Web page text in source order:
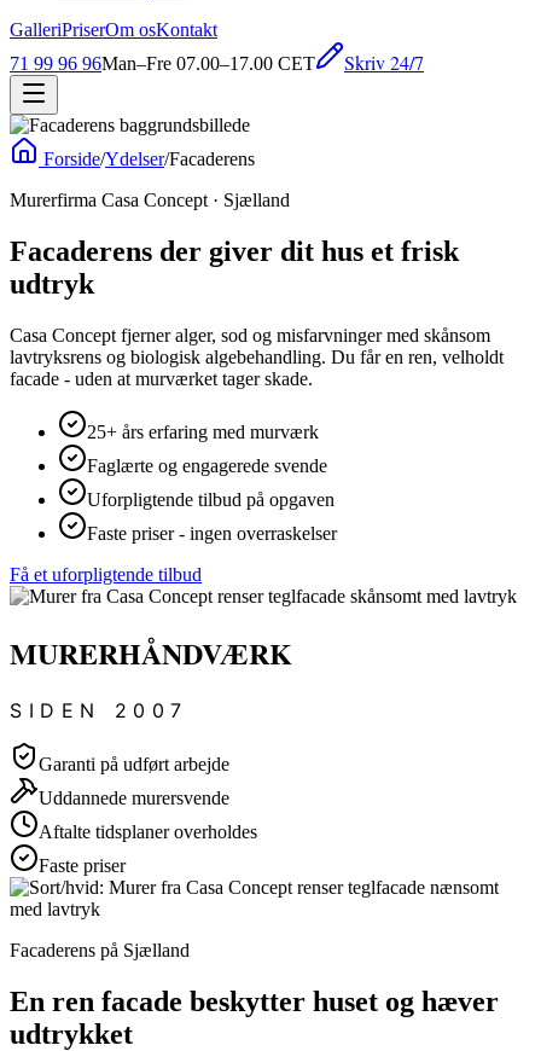
GalleriPriserOm osKontakt
71 99 96 96Man–Fre 07.00–17.00 CET Skriv 24/7
Forside/Ydelser/Facaderens
Murerfirma Casa Concept · Sjælland
Facaderens der giver dit hus et frisk
udtryk
Casa Concept fjerner alger, sod og misfarvninger med skånsom
lavtryksrens og biologisk algebehandling. Du får en ren, velholdt
facade - uden at murværket tager skade.
25+ års erfaring med murværk
Faglærte og engagerede svende
Uforpligtende tilbud på opgaven
Faste priser - ingen overraskelser
Få et uforpligtende tilbud
MURERHÅNDVÆRK
SIDEN 2007
Garanti på udført arbejde
Uddannede murersvende
Aftalte tidsplaner overholdes
Faste priser
Facaderens på Sjælland
En ren facade beskytter huset og hæver
udtrykket